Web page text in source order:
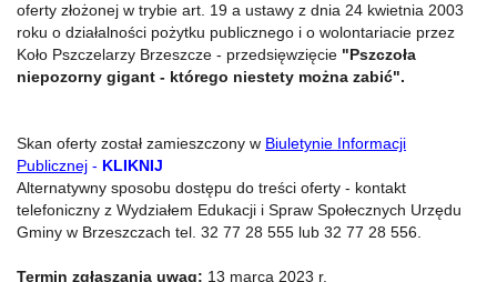
oferty złożonej w trybie art. 19 a ustawy z dnia 24 kwietnia 2003
roku o działalności pożytku publicznego i o wolontariacie przez
Koło Pszczelarzy Brzeszcze - przedsięwzięcie "Pszczoła
niepozorny gigant - którego niestety można zabić".
Skan oferty został zamieszczony w Biuletynie Informacji
Publicznej - KLIKNIJ
Alternatywny sposobu dostępu do treści oferty - kontakt
telefoniczny z Wydziałem Edukacji i Spraw Społecznych Urzędu
Gminy w Brzeszczach tel. 32 77 28 555 lub 32 77 28 556.
Termin zgłaszania uwag: 13 marca 2023 r.